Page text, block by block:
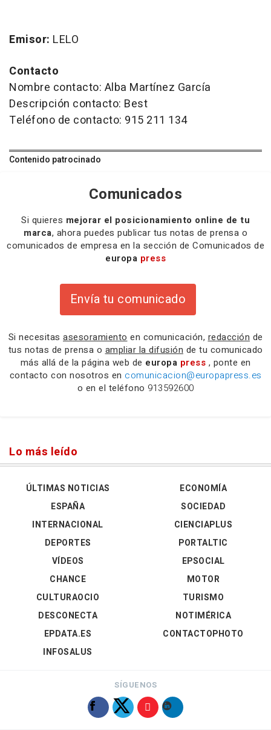
Emisor: LELO
Contacto
Nombre contacto: Alba Martínez García
Descripción contacto: Best
Teléfono de contacto: 915 211 134
Contenido patrocinado
Comunicados
Si quieres mejorar el posicionamiento online de tu
marca, ahora puedes publicar tus notas de prensa o
comunicados de empresa en la sección de Comunicados de
europa press
Envía tu comunicado
Si necesitas asesoramiento en comunicación, redacción de
tus notas de prensa o ampliar la difusión de tu comunicado
más allá de la página web de europa press , ponte en
contacto con nosotros en comunicacion@europapress.es
o en el teléfono 913592600
Lo más leído
ÚLTIMAS NOTICIAS
ESPAÑA
INTERNACIONAL
DEPORTES
VÍDEOS
ECONOMÍA
SOCIEDAD
CIENCIAPLUS
PORTALTIC
EPSOCIAL
CHANCE
CULTURAOCIO
DESCONECTA
EPDATA.ES
INFOSALUS
MOTOR
TURISMO
NOTIMÉRICA
CONTACTOPHOTO
SÍGUENOS